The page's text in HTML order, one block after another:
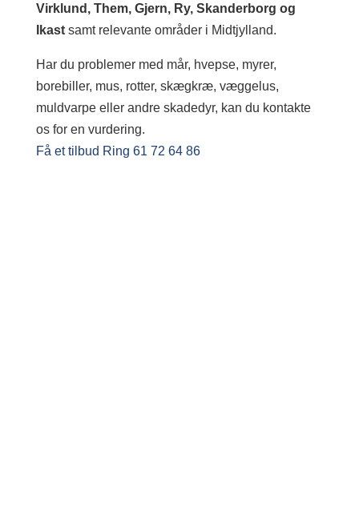
Virklund, Them, Gjern, Ry, Skanderborg og
Ikastsamt relevante områder i Midtjylland.
Har du problemer med mår, hvepse, myrer,
borebiller, mus, rotter, skægkræ, væggelus,
muldvarpe eller andre skadedyr, kan du kontakte
os for en vurdering.
Få et tilbud Ring 61 72 64 86